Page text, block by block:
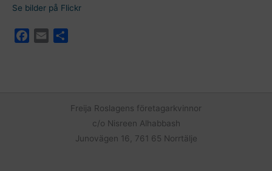
Se bilder på Flickr
Freija Roslagens företagarkvinnor
c/o Nisreen Alhabbash
Junovägen 16, 761 65 Norrtälje